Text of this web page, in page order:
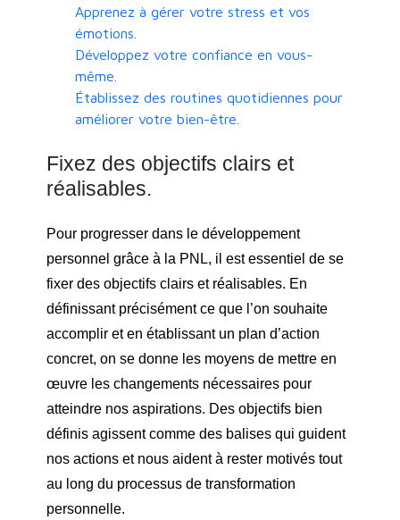
Apprenez à gérer votre stress et vos
émotions.
Développez votre confiance en vous-
même.
Établissez des routines quotidiennes pour
améliorer votre bien-être.
Fixez des objectifs clairs et
réalisables.
Pour progresser dans le développement
personnel grâce à la PNL, il est essentiel de se
fixer des objectifs clairs et réalisables. En
définissant précisément ce que l’on souhaite
accomplir et en établissant un plan d’action
concret, on se donne les moyens de mettre en
œuvre les changements nécessaires pour
atteindre nos aspirations. Des objectifs bien
définis agissent comme des balises qui guident
nos actions et nous aident à rester motivés tout
au long du processus de transformation
personnelle.